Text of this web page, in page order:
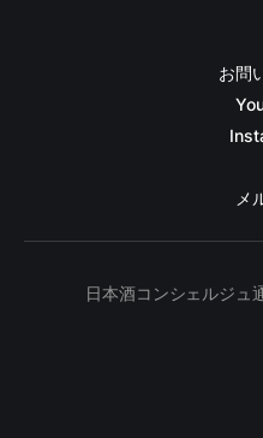
お問
メ
日本酒コンシェルジュ